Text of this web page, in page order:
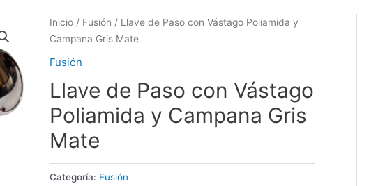
Inicio/ Fusión / Llave de Paso con Vástago Poliamida y
Campana Gris Mate
Fusión
Llave de Paso con Vástago
Poliamida y Campana Gris
Mate
Categoría: Fusión